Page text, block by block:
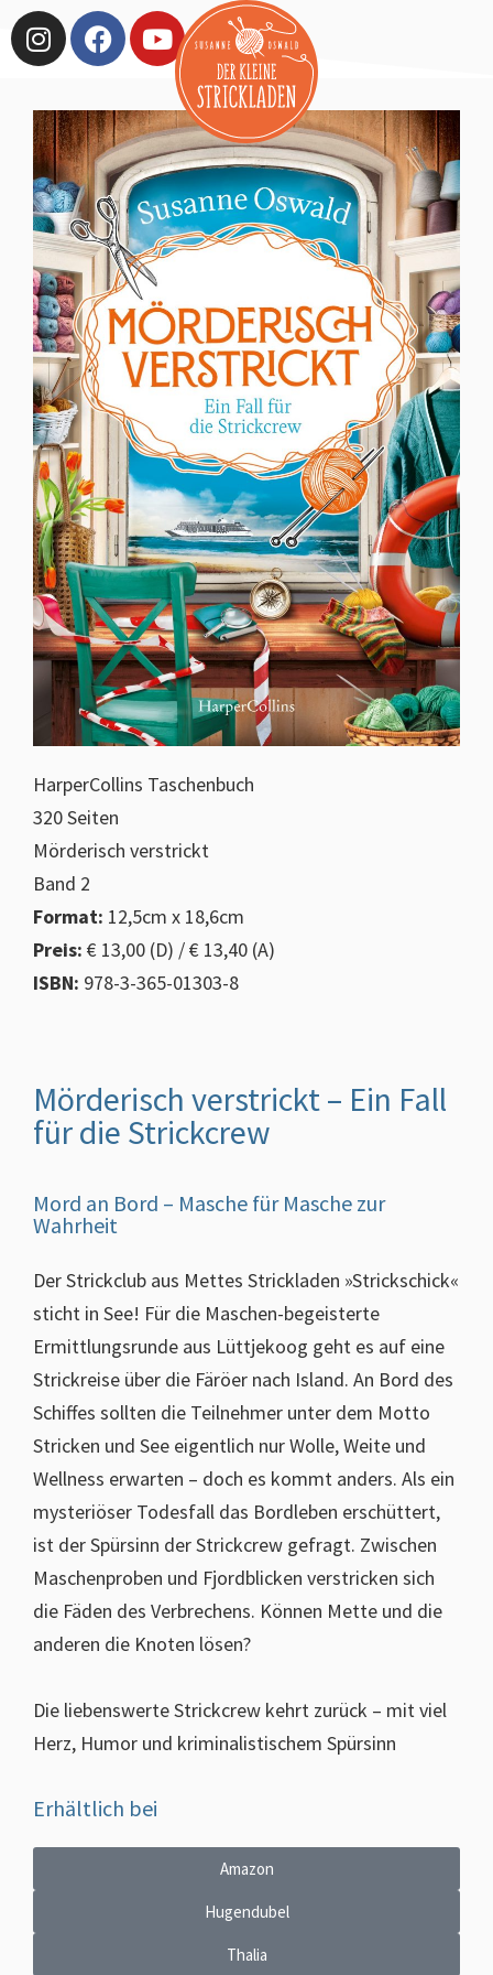
HarperCollins Taschenbuch
320 Seiten
Mörderisch verstrickt
Band 2
Format: 12,5cm x 18,6cm
Preis: € 13,00 (D) / € 13,40 (A)
ISBN: 978-3-365-01303-8
Mörderisch verstrickt – Ein Fall
für die Strickcrew
Mord an Bord – Masche für Masche zur
Wahrheit
Der Strickclub aus Mettes Strickladen »Strickschick«
sticht in See! Für die Maschen-begeisterte
Ermittlungsrunde aus Lüttjekoog geht es auf eine
Strickreise über die Färöer nach Island. An Bord des
Schiffes sollten die Teilnehmer unter dem Motto
Stricken und See eigentlich nur Wolle, Weite und
Wellness erwarten – doch es kommt anders. Als ein
mysteriöser Todesfall das Bordleben erschüttert,
ist der Spürsinn der Strickcrew gefragt. Zwischen
Maschenproben und Fjordblicken verstricken sich
die Fäden des Verbrechens. Können Mette und die
anderen die Knoten lösen?
Die liebenswerte Strickcrew kehrt zurück – mit viel
Herz, Humor und kriminalistischem Spürsinn
Erhältlich bei
Amazon
Hugendubel
Thalia